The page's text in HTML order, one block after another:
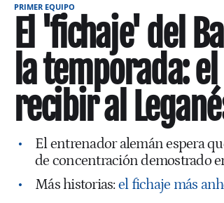
PRIMER EQUIPO
El 'fichaje' del
la temporada:
recibir al
El entrenador alemán espera
de concentración demostrado
Más historias:el fichaje más